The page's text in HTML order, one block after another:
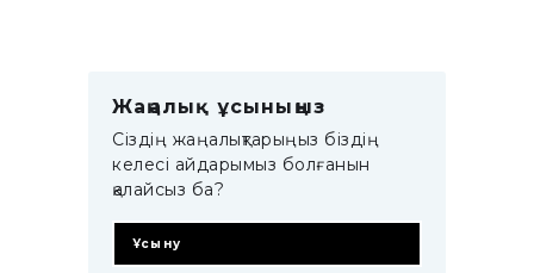
Жаңалық ұсыныңыз
Сіздің жаңалықтарыңыз біздің
келесі айдарымыз болғанын
қалайсыз ба?
Ұсыну